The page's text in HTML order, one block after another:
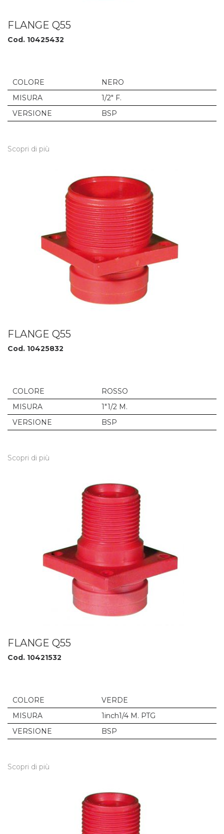
FLANGE Q55
Cod. 10425432
COLORE
NERO
MISURA
1/2" F.
VERSIONE
BSP
Scopri di più
FLANGE Q55
Cod. 10425832
COLORE
ROSSO
MISURA
1"1/2 M.
VERSIONE
BSP
Scopri di più
FLANGE Q55
Cod. 10421532
COLORE
VERDE
MISURA
1inch1/4 M. PTG
VERSIONE
BSP
Scopri di più